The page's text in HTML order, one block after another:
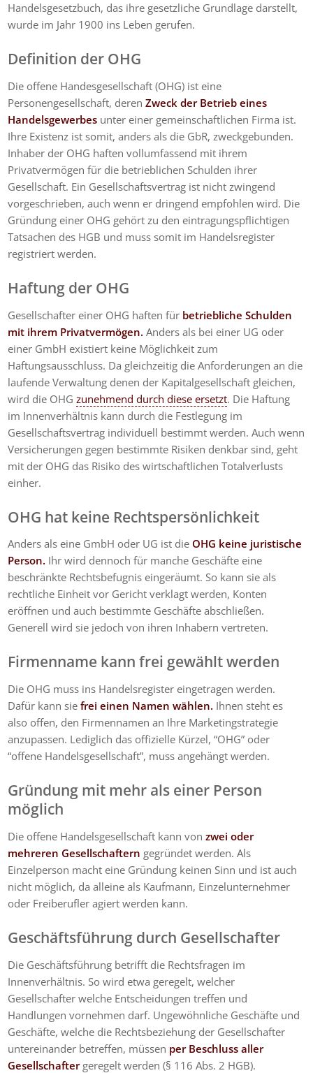
Handelsgesetzbuch, das ihre gesetzliche Grundlage darstellt,
wurde im Jahr 1900 ins Leben gerufen.
Definition der OHG
Die offene Handesgesellschaft (OHG) ist eine
Personengesellschaft, derenZweck der Betrieb eines
Handelsgewerbes unter einer gemeinschaftlichen Firma ist.
Ihre Existenz ist somit, anders als die GbR, zweckgebunden.
Inhaber der OHG haften vollumfassend mit ihrem
Privatvermögen für die betrieblichen Schulden ihrer
Gesellschaft. Ein Gesellschaftsvertrag ist nicht zwingend
vorgeschrieben, auch wenn er dringend empfohlen wird. Die
Gründung einer OHG gehört zu den eintragungspflichtigen
Tatsachen des HGB und muss somit im Handelsregister
registriert werden.
Haftung der OHG
Gesellschafter einer OHG haften für betriebliche Schulden
mit ihrem Privatvermögen.Anders als bei einer UG oder
einer GmbH existiert keine Möglichkeit zum
Haftungsausschluss. Da gleichzeitig die Anforderungen an die
laufende Verwaltung denen der Kapitalgesellschaft gleichen,
wird die OHGzunehmend durch diese ersetzt. Die Haftung
im Innenverhältnis kann durch die Festlegung im
Gesellschaftsvertrag individuell bestimmt werden. Auch wenn
Versicherungen gegen bestimmte Risiken denkbar sind, geht
mit der OHG das Risiko des wirtschaftlichen Totalverlusts
einher.
OHG hat keine Rechtspersönlichkeit
Anders als eine GmbH oder UG ist die OHG keine juristische
Person. Ihr wird dennoch für manche Geschäfte eine
beschränkte Rechtsbefugnis eingeräumt. So kann sie als
rechtliche Einheit vor Gericht verklagt werden, Konten
eröffnen und auch bestimmte Geschäfte abschließen.
Generell wird sie jedoch von ihren Inhabern vertreten.
Firmenname kann frei gewählt werden
Die OHG muss ins Handelsregister eingetragen werden.
Dafür kann siefrei einen Namen wählen. Ihnen steht es
also offen, den Firmennamen an Ihre Marketingstrategie
anzupassen. Lediglich das offizielle Kürzel, “OHG” oder
“offene Handelsgesellschaft”, muss angehängt werden.
Gründung mit mehr als einer Person
möglich
Die offene Handelsgesellschaft kann von zwei oder
mehreren Gesellschaftern gegründet werden. Als
Einzelperson macht eine Gründung keinen Sinn und ist auch
nicht möglich, da alleine als Kaufmann, Einzelunternehmer
oder Freiberufler agiert werden kann.
Geschäftsführung durch Gesellschafter
Die Geschäftsführung betrifft die Rechtsfragen im
Innenverhältnis. So wird etwa geregelt, welcher
Gesellschafter welche Entscheidungen treffen und
Handlungen vornehmen darf. Ungewöhnliche Geschäfte und
Geschäfte, welche die Rechtsbeziehung der Gesellschafter
untereinander betreffen, müssen per Beschluss aller
Gesellschafter geregelt werden (§ 116 Abs. 2 HGB).